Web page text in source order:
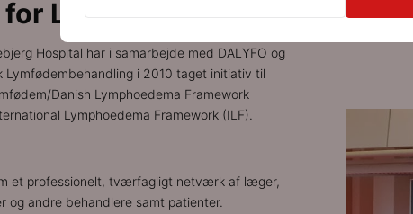
Lymfødem
Hospital har i samarbejde med DALYFO og
Lymfødembehandling i 2010 taget initiativ til
Danish Lymphoedema Framework
Lymphoedema Framework (ILF).
et professionelt, tværfagligt netværk af læger,
og andre behandlere samt patienter.